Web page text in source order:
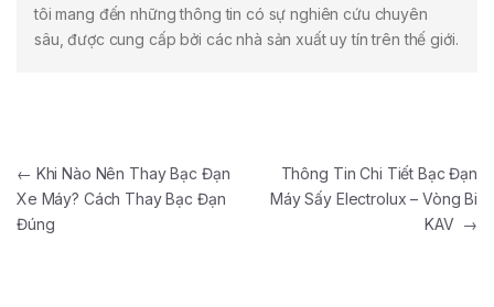
tôi mang đến những thông tin có sự nghiên cứu chuyên
sâu, được cung cấp bởi các nhà sản xuất uy tín trên thế giới.
Điều hướng bài viết
← Khi Nào Nên Thay Bạc Đạn
Xe Máy? Cách Thay Bạc Đạn
Đúng
Thông Tin Chi Tiết Bạc Đạn
Máy Sấy Electrolux – Vòng Bi
KAV →